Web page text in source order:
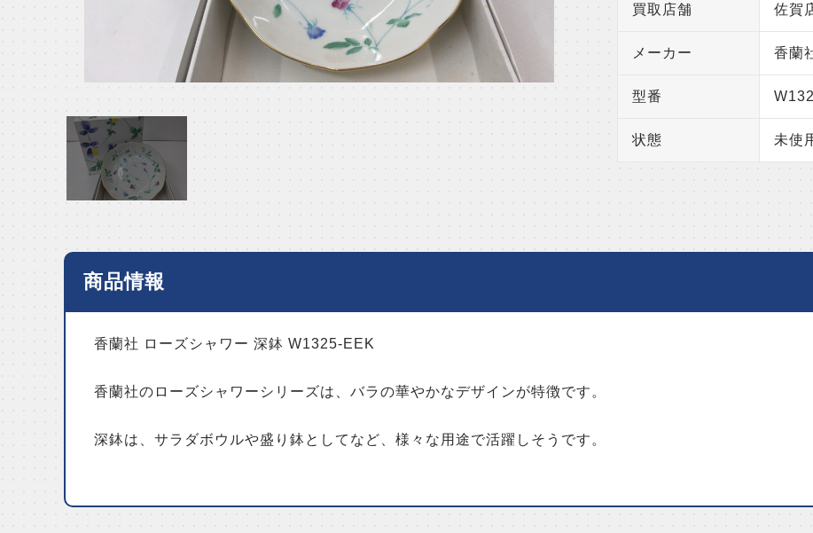
買取店舗 佐賀
メーカー 香蘭
型番
状態 未使
商品情報
香蘭社 ローズシャワー 深鉢 W1325-EEK
香蘭社のローズシャワーシリーズは、バラの華やかなデザインが特徴です。
深鉢は、サラダボウルや盛り鉢としてなど、様々な用途で活躍しそうです。